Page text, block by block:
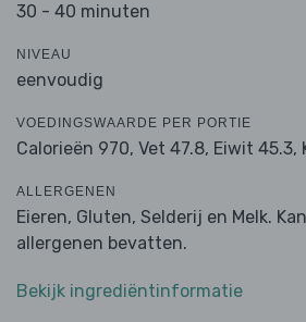
30 - 40 minuten
NIVEAU
eenvoudig
VOEDINGSWAARDE PER PORTIE
Calorieën 970, Vet 47.8, Eiwit 45.3,
ALLERGENEN
Eieren, Gluten, Selderij en Melk.
allergenen bevatten.
Bekijk ingrediëntinformatie